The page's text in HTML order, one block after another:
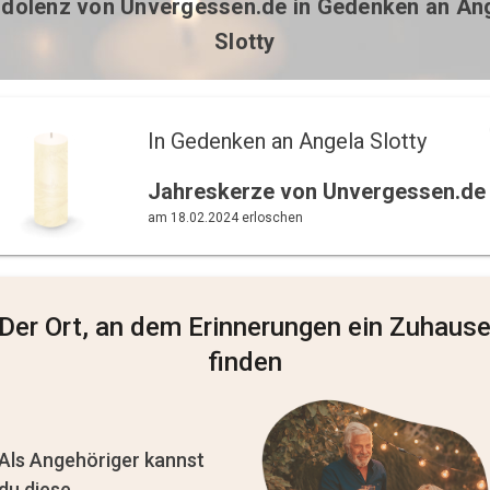
von Unvergessen.de in Gedenken an
Slotty
In Gedenken an Angela Slotty
Jahreskerze von Unvergessen.de
am 18.02.2024 erloschen
Ort, an dem Erinnerungen ein Zuhause
finden
Angehöriger kannst